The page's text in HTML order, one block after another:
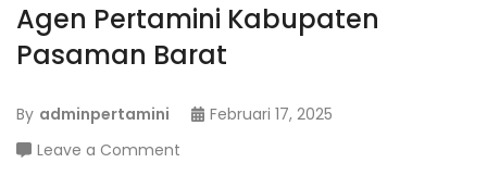
Agen Pertamini Kabupaten
Pasaman Barat
By adminpertamini
Februari 17, 2025
Leave a Comment